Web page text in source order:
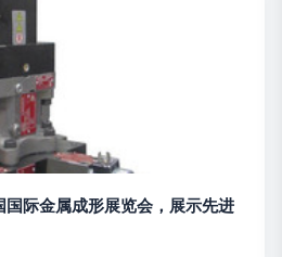
际金属成形展览会，展示先进